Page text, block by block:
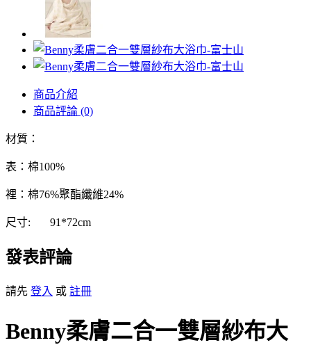
商品介紹
商品評論 (0)
材質：
表：棉100%
裡：棉76%聚酯纖維24%
尺寸: 91*72cm
發表評論
請先 登入 或 註冊
Benny柔膚二合一雙層紗布大